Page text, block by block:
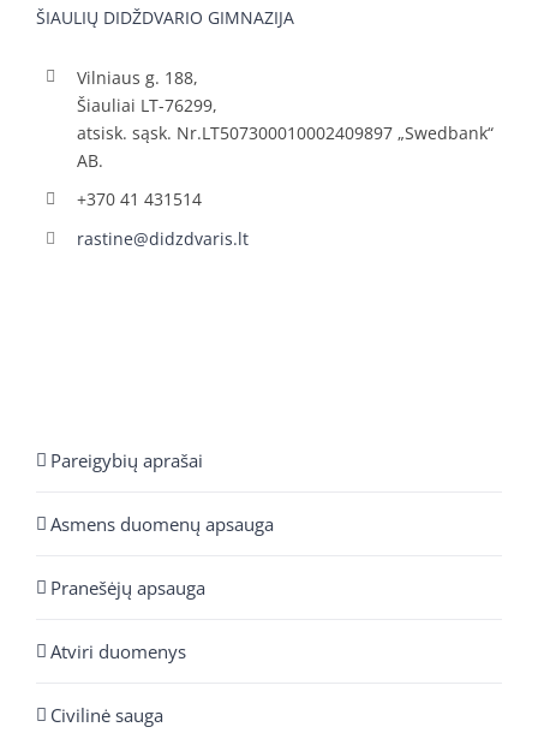
ŠIAULIŲ DIDŽDVARIO GIMNAZIJA
Vilniaus g. 188,
Šiauliai LT-76299,
atsisk. sąsk. Nr.LT507300010002409897 „Swedbank“
AB.
+370 41 431514
rastine@didzdvaris.lt
Pareigybių aprašai
Asmens duomenų apsauga
Pranešėjų apsauga
Atviri duomenys
Civilinė sauga